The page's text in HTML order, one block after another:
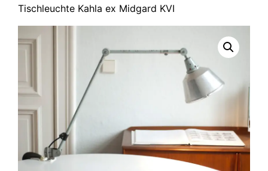
Tischleuchte Kahla ex Midgard KVI